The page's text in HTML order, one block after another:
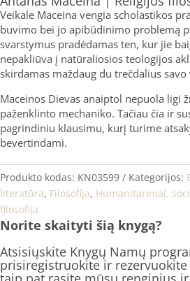
Veikale Maceina vengia scholastikos
buvimo bei jo apibūdinimo problemą
svarstymus pradėdamas ten, kur jie
nepakliūva į natūraliosios teologijos
skirdamas maždaug du trečdalius
Maceinos Dievas anaiptol nepuola ligi
paženklinto mechaniko. Tačiau čia ir
pagrindiniu klausimu, kurį turime
bevertindami.
Produkto kodas: KN03599 Kategorijos:
literatūra, Filosofija, Humanitariniai,
filosofija
Norite skaityti šią knygą?
Atsisiųskite Knygų Namų
prisiregistruokite ir